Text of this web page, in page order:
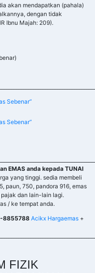
akan mendapatkan (pahala)
dengan tidak
Ibnu Majah: 209).
Sebenar”
Sebenar”
EMAS anda kepada TUNAI
yang tinggi. sedia membeli
paun, 750, pandora 916, emas
dan lain-lain lagi.
/ ke tempat anda.
8855788 Acikx Hargaemas+
FIZIK